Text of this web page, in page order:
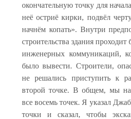
окончательную точку для
неё остриё кирки, подвёл
начнём копать». Внутри
строительства здания проходит
инженерных коммуникаций,
было вывести. Строители,
не решались приступить к
второй точке. В общем, мы на
все восемь точек. Я указал
точки и сказал, чтобы